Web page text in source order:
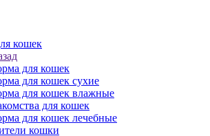
кошек
для кошек
для кошек сухие
для кошек влажные
для кошек
для кошек лечебные
кошки